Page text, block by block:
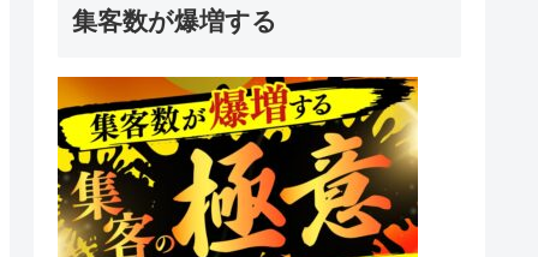
集客数が爆増する